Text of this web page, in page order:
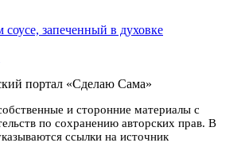
запеченный в духовке
портал «Сделаю Сама»
и сторонние материалы с
по сохранению авторских прав. В
ссылки на источник